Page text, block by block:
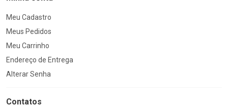
Meu Cadastro
Meus Pedidos
Meu Carrinho
Endereço de Entrega
Alterar Senha
Contatos